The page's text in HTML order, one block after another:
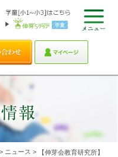
ニュース >
【伸芽会教育研究所】